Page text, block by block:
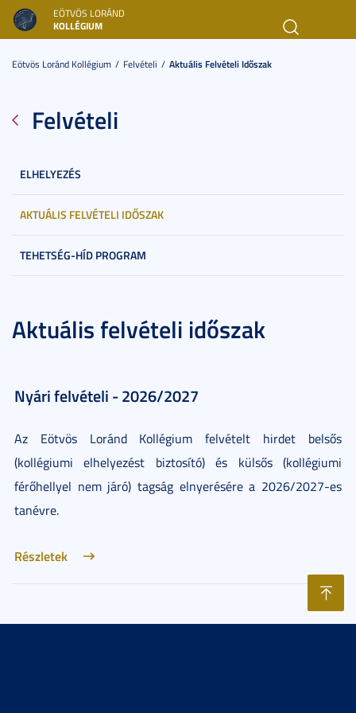
EÖTVÖS LORÁND
KOLLÉGIUM
Eötvös Loránd Kollégium Felvételi Aktuális Felvételi Időszak
Felvételi
ELHELYEZÉS
AKTUÁLIS FELVÉTELI IDŐSZAK
TEHETSÉG-HÍD PROGRAM
Aktuális felvételi időszak
Nyári felvételi - 2026/2027
Az Eötvös Loránd Kollégium felvételt hirdet belsős
(kollégiumi elhelyezést biztosító) és külsős (kollégiumi
férőhellyel nem járó) tagság elnyerésére a 2026/2027-es
tanévre.
Részletek